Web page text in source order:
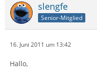
slengfe
Senior-Mitglied
16. Juni 2011 um 13:42
Hallo,